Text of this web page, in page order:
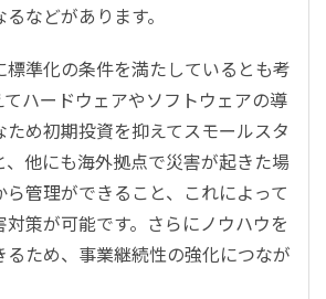
などがあります。
標準化の条件を満たしているとも考
てハードウェアやソフトウェアの導
め初期投資を抑えてスモールスタ
、他にも海外拠点で災害が起きた場
管理ができること、これによって
策が可能です。さらにノウハウを
ため、事業継続性の強化につなが